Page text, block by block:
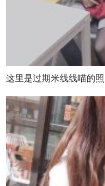
这里是过期米线线喵的